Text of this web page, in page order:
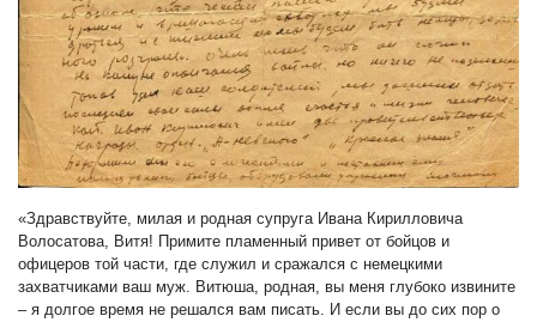
«Здравствуйте, милая и родная супруга Ивана Кирилловича
Волосатова, Витя! Примите пламенный привет от бойцов и
офицеров той части, где служил и сражался с немецкими
захватчиками ваш муж. Витюша, родная, вы меня глубоко извините
– я долгое время не решался вам писать. И если вы до сих пор о